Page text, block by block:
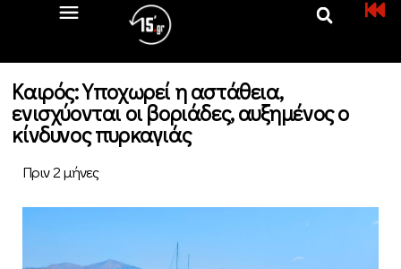
Καιρός: Υποχωρεί η αστάθεια,
ενισχύονται οι βοριάδες, αυξημένος ο
κίνδυνος πυρκαγιάς
Πριν 2 μήνες